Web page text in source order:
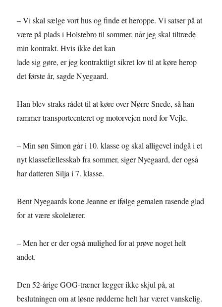
– Vi skal sælge vort hus og finde et heroppe. Vi satser på at
være på plads i Holstebro til sommer, når jeg skal tiltræde
min kontrakt. Hvis ikke det kan
lade sig gøre, er jeg kontraktligt sikret lov til at køre herop
det første år, sagde Nyegaard.
Han blev straks rådet til at køre over Nørre Snede, så han
rammer transportcenteret og motorvejen nord for Vejle.
– Min søn Simon går i 10. klasse og skal alligevel indgå i et
nyt klassefællesskab fra sommer, siger Nyegaard, der også
har datteren Silja i 7. klasse.
Bent Nyegaards kone Jeanne er ifølge gemalen rasende glad
for at være skolelærer.
– Men her er der også mulighed for at prøve noget helt
andet.
Den 52-årige GOG-træner lægger ikke skjul på, at
beslutningen om at løsne rødderne helt har været vanskelig.